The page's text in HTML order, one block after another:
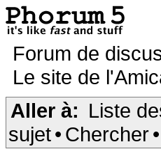
Forum de
Le site de
Aller à: Liste
sujet• Chercher•